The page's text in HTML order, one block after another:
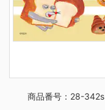
商品番号：28-342s